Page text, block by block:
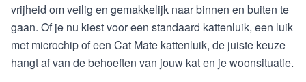
vrijheid om veilig en gemakkelijk naar binnen en buiten te
gaan. Of je nu kiest voor een standaard kattenluik, een luik
met microchip of een Cat Mate kattenluik, de juiste keuze
hangt af van de behoeften van jouw kat en je woonsituatie.